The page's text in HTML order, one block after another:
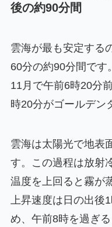
後の約90分間
雲海が最も安定する
60分の約90分間です
11月で午前6時20分
時20分がゴールデン
雲海は太陽光で地表
す。この過程は放射
温度を上回ると霧が
上昇速度は日の出後
め、午前8時を過ぎ